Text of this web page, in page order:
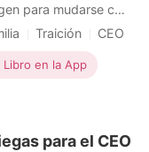
para mudarse con
un nuevo trabajo
Alisson, quien es
e inteligente
Traición
CEO
Secretario
Amor en la oficina
Libro en la App
para el CEO